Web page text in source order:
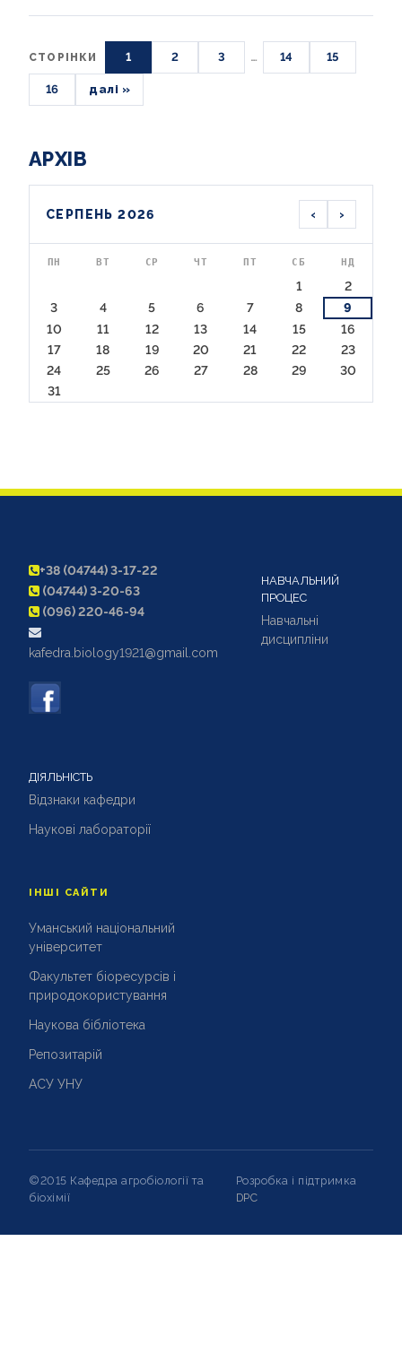
СТОРІНКИ 1 2 3 … 14 15
16 далі »
АРХІВ
СЕРПЕНЬ 2026 ‹ ›
ПН ВТ СР ЧТ ПТ СБ НД
1
2
3
4 5 6 7 8
9
10
11 12 13 14 15
16
17
18 19 20 21 22
23
24
25 26 27 28 29
30
31
+38 (04744) 3-17-22
(04744) 3-20-63
(096) 220-46-94
kafedra.biology1921@gmail.com
НАВЧАЛЬНИЙ
ПРОЦЕС
Навчальні
дисципліни
ДІЯЛЬНІСТЬ
Відзнаки кафедри
Наукові лабораторії
ІНШІ САЙТИ
Уманський національний
університет
Факультет біоресурсів і
природокористування
Наукова бібліотека
Репозитарій
АСУ УНУ
©2015 Кафедра агробіології та
біохімії
Розробка і підтримка
DPC